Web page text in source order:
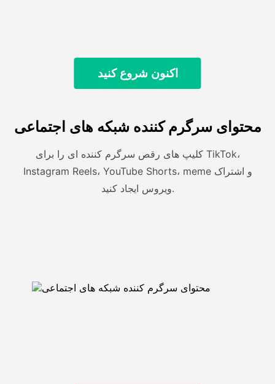
اکنون شروع کنید
محتوای سرگرم کننده شبکه های اجتماعی
کلیپ های رقص سرگرم کننده ای را برای TikTok،
Instagram Reels، YouTube Shorts، meme و اشتراک
ویروس ایجاد کنید.